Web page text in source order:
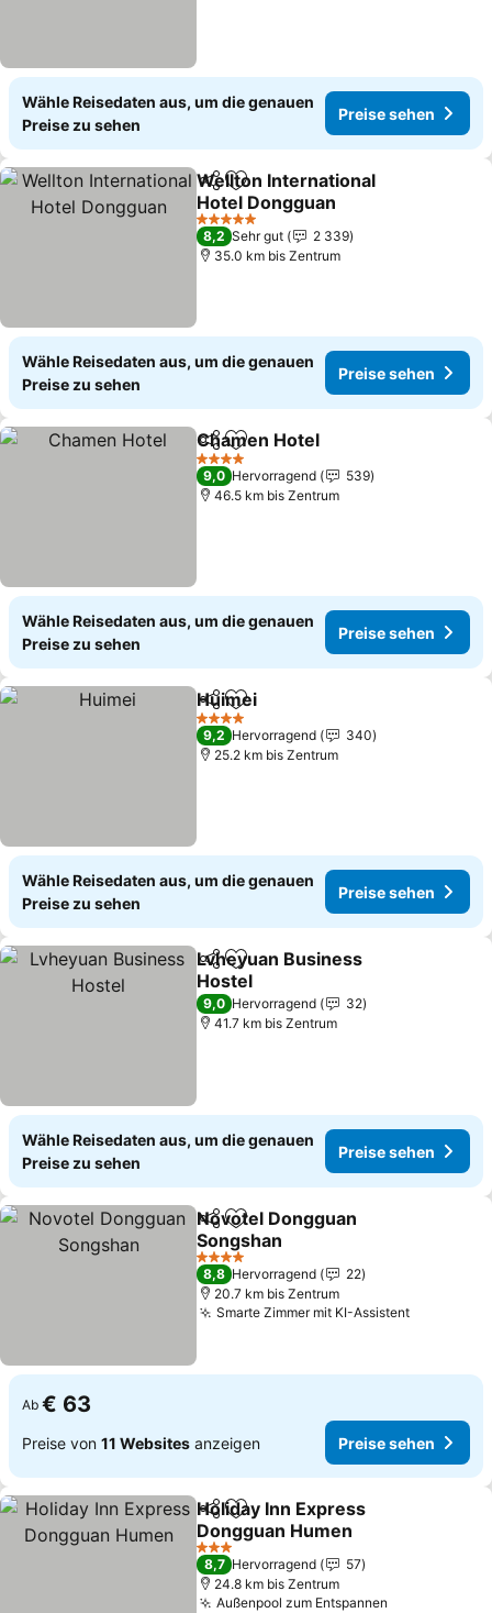
Wähle Reisedaten aus, um die genauen
Preise zu sehen
Preise sehen
TeilenZu Favoriten hinzufügen
Wellton International
Hotel Dongguan
Preise sehen
5 Sterne
8,2 Sehr gut
2 339
35.0 km bis Zentrum
Wähle Reisedaten aus, um die genauen
Preise zu sehen
Preise sehen
TeilenZu Favoriten hinzufügen
Chamen Hotel
4 Sterne
9,0 Hervorragend
539
46.5 km bis Zentrum
Wähle Reisedaten aus, um die genauen
Preise zu sehen
Preise sehen
TeilenZu Favoriten hinzufügen
Huimei
4 Sterne
9,2 Hervorragend
340
25.2 km bis Zentrum
Wähle Reisedaten aus, um die genauen
Preise zu sehen
Preise sehen
TeilenZu Favoriten hinzufügen
Lvheyuan Business
Hostel
Preise sehen
9,0 Hervorragend
32
41.7 km bis Zentrum
Wähle Reisedaten aus, um die genauen
Preise zu sehen
Preise sehen
TeilenZu Favoriten hinzufügen
Novotel Dongguan
Songshan
Preise sehen
4 Sterne
8,8 Hervorragend
22
20.7 km bis Zentrum
Smarte Zimmer mit KI-AssistentPreise
Ab € 63
Preise von 11 Websites anzeigen Preise sehen
TeilenZu Favoriten hinzufügen
Holiday Inn Express
Dongguan Humen
Preise sehen
3 Sterne
8,7 Hervorragend
57
24.8 km bis Zentrum
Außenpool zum Entspannen